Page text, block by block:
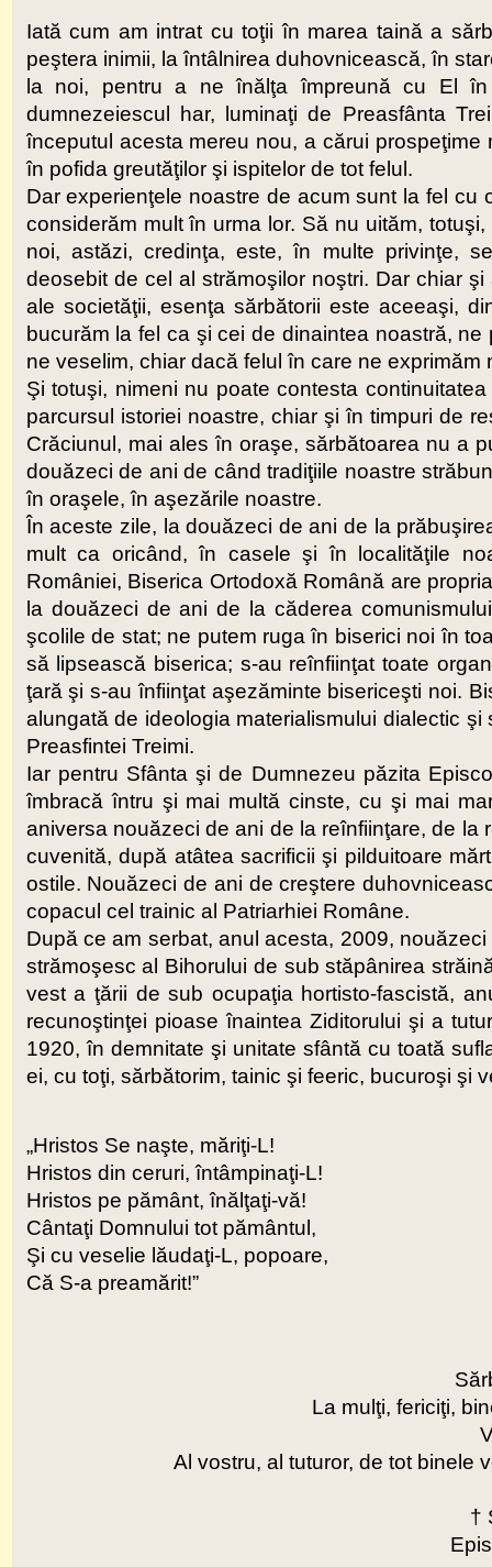
Iată cum am intrat cu toţii în marea taină a
peştera inimii, la întâlnirea duhovnicească, în
la noi, pentru a ne înălţa împreună cu El
dumnezeiescul har, luminaţi de Preasfânta
începutul acesta mereu nou, a cărui
în pofida greutăţilor şi ispitelor de tot felul.
Dar experienţele noastre de acum sunt la fel cu
considerăm mult în urma lor. Să nu uităm,
noi, astăzi, credinţa, este, în multe privinţe,
deosebit de cel al strămoşilor noştri. Dar chiar
ale societăţii, esenţa sărbătorii este aceeaşi,
bucurăm la fel ca şi cei de dinaintea noastră,
ne veselim, chiar dacă felul în care ne
Şi totuşi, nimeni nu poate contesta
parcursul istoriei noastre, chiar şi în timpuri de
Crăciunul, mai ales în oraşe, sărbătoarea nu a
douăzeci de ani de când tradiţiile noastre
în oraşele, în aşezările noastre.
În aceste zile, la douăzeci de ani de la
mult ca oricând, în casele şi în localităţile
României, Biserica Ortodoxă Română are
la douăzeci de ani de la căderea
şcolile de stat; ne putem ruga în biserici noi în
să lipsească biserica; s-au reînfiinţat toate
ţară şi s-au înfiinţat aşezăminte bisericeşti noi.
alungată de ideologia materialismului dialectic
Preasfintei Treimi.
Iar pentru Sfânta şi de Dumnezeu păzita
îmbracă întru şi mai multă cinste, cu şi mai
aniversa nouăzeci de ani de la reînfiinţare, de
cuvenită, după atâtea sacrificii şi pilduitoare
ostile. Nouăzeci de ani de creştere
copacul cel trainic al Patriarhiei Române.
După ce am serbat, anul acesta, 2009,
strămoşesc al Bihorului de sub stăpânirea
vest a ţării de sub ocupaţia hortisto-fascistă,
recunoştinţei pioase înaintea Ziditorului şi a
1920, în demnitate şi unitate sfântă cu toată
ei, cu toţi, sărbătorim, tainic şi feeric, bucuroşi şi
„Hristos Se naşte, măriţi-L!
Hristos din ceruri, întâmpinaţi-L!
Hristos pe pământ, înălţaţi-vă!
Cântaţi Domnului tot pământul,
Şi cu veselie lăudaţi-L, popoare,
Că S-a preamărit!”
La mulţi, fericiţi,
Al vostru, al tuturor, de tot binele
†